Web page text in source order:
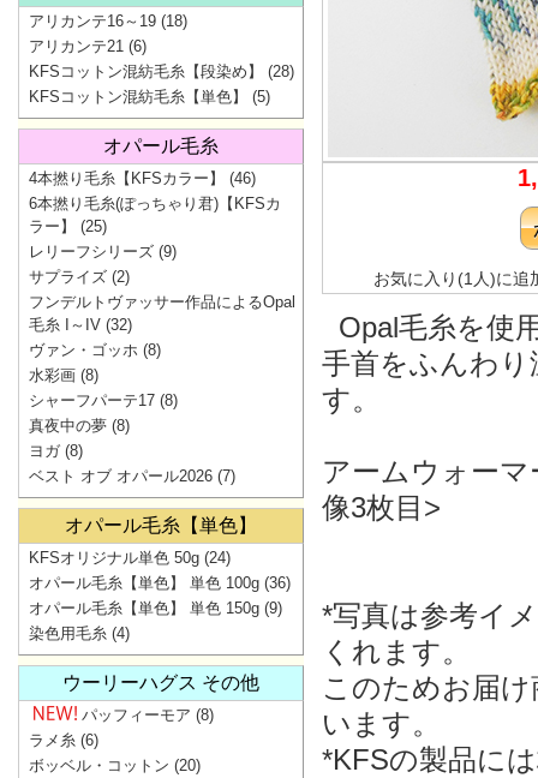
お気に入り(1人)に追
Opal毛糸を使
手首をふんわ
す。
アームウォー
像3枚目>
*写真は参考イ
くれます。
このためお届
います。
*KFSの製品に
アリカンテ16～19 (18)
アリカンテ21 (6)
KFSコットン混紡毛糸【段染め】
(28)
KFSコットン混紡毛糸【単色】
(5)
オパール毛糸
4本撚り毛糸【KFSカラー】
(46)
6本撚り毛糸(ぽっちゃり君)【KFSカ
ラー】
(25)
レリーフシリーズ (9)
サプライズ (2)
フンデルトヴァッサー作品によるOpal
毛糸 I～IV (32)
ヴァン・ゴッホ (8)
水彩画 (8)
シャーフパーテ17 (8)
真夜中の夢 (8)
ヨガ(8)
ベスト オブ オパール2026 (7)
オパール毛糸【単色】
KFSオリジナル単色 50g (24)
オパール毛糸【単色】 単色 100g (36)
オパール毛糸【単色】 単色 150g (9)
染色用毛糸 (4)
ウーリーハグス その他
パッフィーモア (8)
ラメ糸 (6)
ボッベル・コットン (20)